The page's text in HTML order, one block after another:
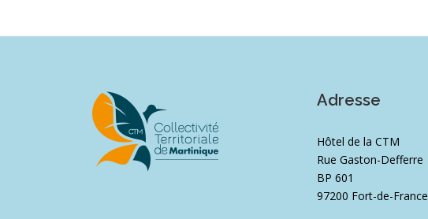
Adresse
Hôtel de la CTM
Rue Gaston-Defferre
BP 601
97200 Fort-de-France